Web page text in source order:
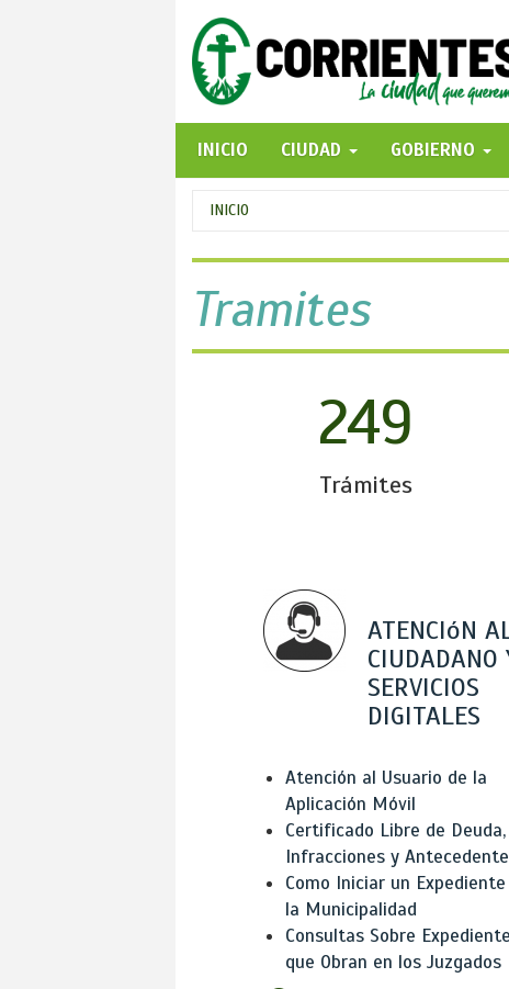
INICIO
CIUDAD GOBIERNO
Se
encuentra
usted
aquí
INICIO
Tramites
249
Trámites
ATENCIóN
CIUDADANO
SERVICIOS
DIGITALES
Atención al Usuario de la
Aplicación Móvil
Certificado Libre de Deuda,
Infracciones y
Como Iniciar un
la Municipalidad
Consultas Sobre
que Obran en los Juzgados